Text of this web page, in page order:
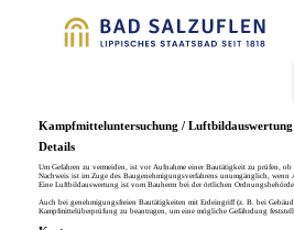
Kampfmitteluntersuchung /
Details
Um Gefahren zu vermeiden, ist vor Aufnahme einer Bautätigkeit zu prüfen,
Nachweis ist im Zuge des Baugenehmigungsverfahrens unumgänglich,
Eine Luftbildauswertung ist vom Bauherrn bei der örtlichen
Auch bei genehmigungsfreien Bautätigkeiten mit Erdeingriff (z. B. bei
Kampfmittelüberprüfung zu beantragen, um eine mögliche Gefährdung